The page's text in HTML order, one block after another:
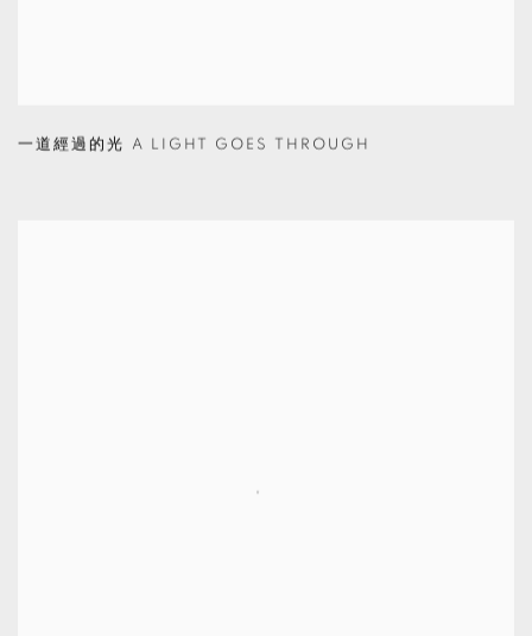
一道經過的光 A LIGHT GOES THROUGH